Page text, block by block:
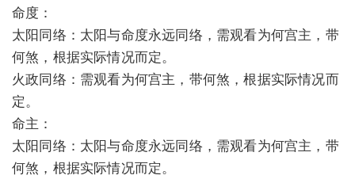
命度：
太阳同络：太阳与命度永远同络，需观看为何宫主，带
何煞，根据实际情况而定。
火政同络：需观看为何宫主，带何煞，根据实际情况而
定。
命主：
太阳同络：太阳与命度永远同络，需观看为何宫主，带
何煞，根据实际情况而定。